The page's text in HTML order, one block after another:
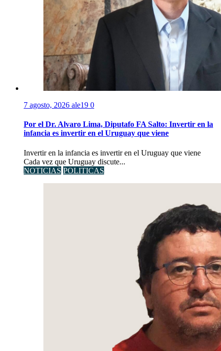
7 agosto, 2026 ale19 0
Por el Dr. Alvaro Lima, Diputafo FA Salto: Invertir en la
infancia es invertir en el Uruguay que viene
Invertir en la infancia es invertir en el Uruguay que viene
Cada vez que Uruguay discute...
NOTICIAS POLITICAS